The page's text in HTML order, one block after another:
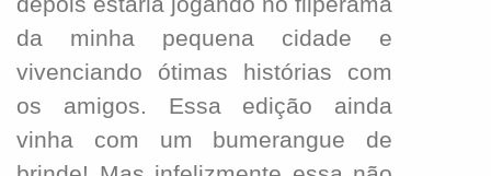
da minha pequena cidade e
vivenciando ótimas histórias com
os amigos. Essa edição ainda
vinha com um bumerangue de